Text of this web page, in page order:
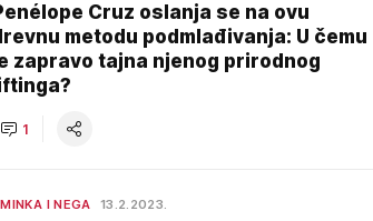
Cruz oslanja se na ovu
metodu podmlađivanja: U čemu
zapravo tajna njenog prirodnog
1
I NEGA 13.2.2023.